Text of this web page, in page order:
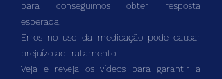
para conseguimos obter resposta
esperada.
Erros no uso da medicação pode causar
prejuízo ao tratamento.
Veja e reveja os vídeos para garantir a